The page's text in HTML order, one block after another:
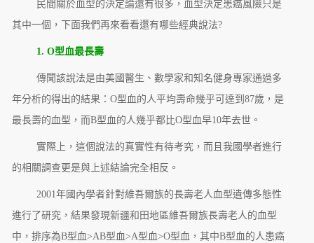
民間關於血型的決定論還有很多，血型決定患癌風險只是
其中一個，下面我們再來看看還有哪些經典說法?
1. O型血最長壽
傳聞該說法是由美國醫生、數學家和知名健身專家通過多
年分析的得出的結果：O型血的人平均壽命幾乎可達到87歲，是
最長壽的血型，而B型血的人幾乎都比O型血早10年去世。
實際上，這個說法的真實性有待考究，而且我國學者進行
的相關調查更是與上述結論完全相反。
2001年國內學者針對維吾爾族的長壽老人血型遺傳多態性
進行了研究，結果發現新疆和田地區維吾爾族長壽老人的血型
中，排序為B型血>AB型血>A型血>O型血，其中B型血的人患癌